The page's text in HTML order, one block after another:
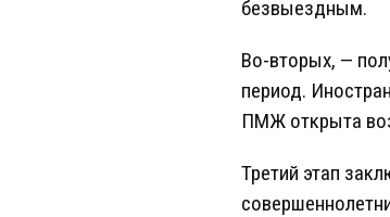
безвыездным.
Во-вторых, —
период.
ПМЖ открыта
Третий этап